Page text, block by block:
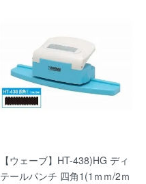
【ウェーブ】HT-438)HG ディ
テールパンチ 四角1(1ｍｍ/2ｍ